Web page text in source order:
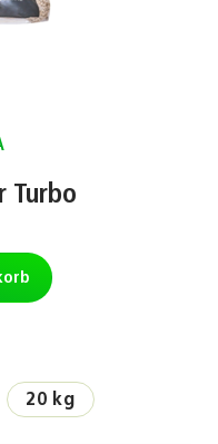
Turbo
20 kg